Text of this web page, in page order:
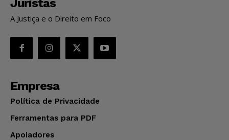
A Justiça e o Direito em Foco
Empresa
Política de Privacidade
Ferramentas para PDF
Apoiadores